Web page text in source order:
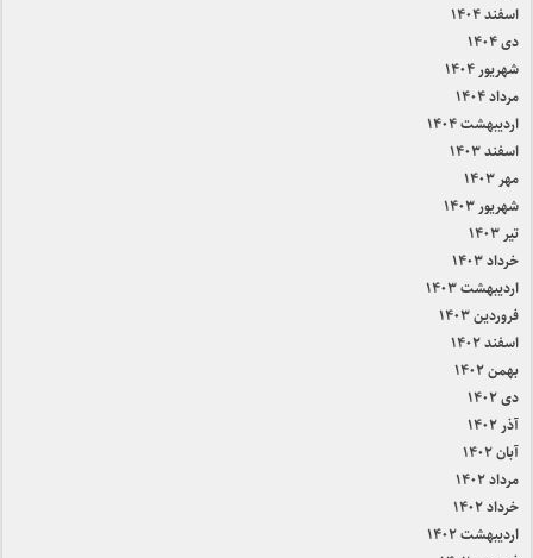
اسفند ۱۴۰۴
دی ۱۴۰۴
شهریور ۱۴۰۴
مرداد ۱۴۰۴
اردیبهشت ۱۴۰۴
اسفند ۱۴۰۳
مهر ۱۴۰۳
شهریور ۱۴۰۳
تیر ۱۴۰۳
خرداد ۱۴۰۳
اردیبهشت ۱۴۰۳
فروردین ۱۴۰۳
اسفند ۱۴۰۲
بهمن ۱۴۰۲
دی ۱۴۰۲
آذر ۱۴۰۲
آبان ۱۴۰۲
مرداد ۱۴۰۲
خرداد ۱۴۰۲
اردیبهشت ۱۴۰۲